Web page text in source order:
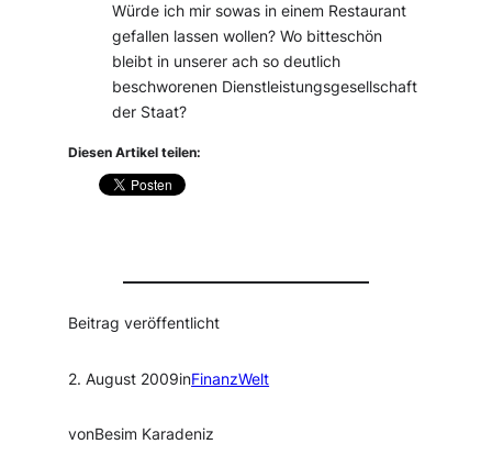
Würde ich mir sowas in einem Restaurant
gefallen lassen wollen? Wo bitteschön
bleibt in unserer ach so deutlich
beschworenen Dienstleistungsgesellschaft
der Staat?
Diesen Artikel teilen:
Beitrag veröffentlicht
2. August 2009inFinanzWelt
vonBesim Karadeniz